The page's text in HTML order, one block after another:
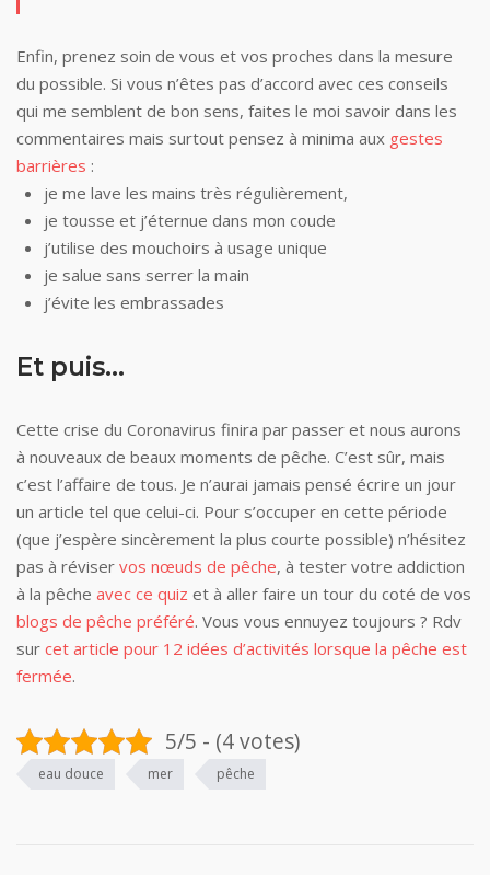
Enfin, prenez soin de vous et vos proches dans la mesure
du possible. Si vous n’êtes pas d’accord avec ces conseils
qui me semblent de bon sens, faites le moi savoir dans les
commentaires mais surtout pensez à minima aux gestes
barrières :
je me lave les mains très régulièrement,
je tousse et j’éternue dans mon coude
j’utilise des mouchoirs à usage unique
je salue sans serrer la main
j’évite les embrassades
Et puis…
Cette crise du Coronavirus finira par passer et nous aurons
à nouveaux de beaux moments de pêche. C’est sûr, mais
c’est l’affaire de tous. Je n’aurai jamais pensé écrire un jour
un article tel que celui-ci. Pour s’occuper en cette période
(que j’espère sincèrement la plus courte possible) n’hésitez
pas à réviser vos nœuds de pêche, à tester votre addiction
à la pêche avec ce quiz et à aller faire un tour du coté de vos
blogs de pêche préféré. Vous vous ennuyez toujours ? Rdv
sur cet article pour 12 idées d’activités lorsque la pêche est
fermée.
5/5 - (4 votes)
eau douce mer pêche